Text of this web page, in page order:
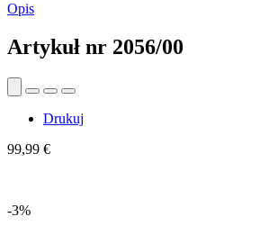
Opis
Artykuł nr 2056/00
Drukuj
99,99 €
-3%